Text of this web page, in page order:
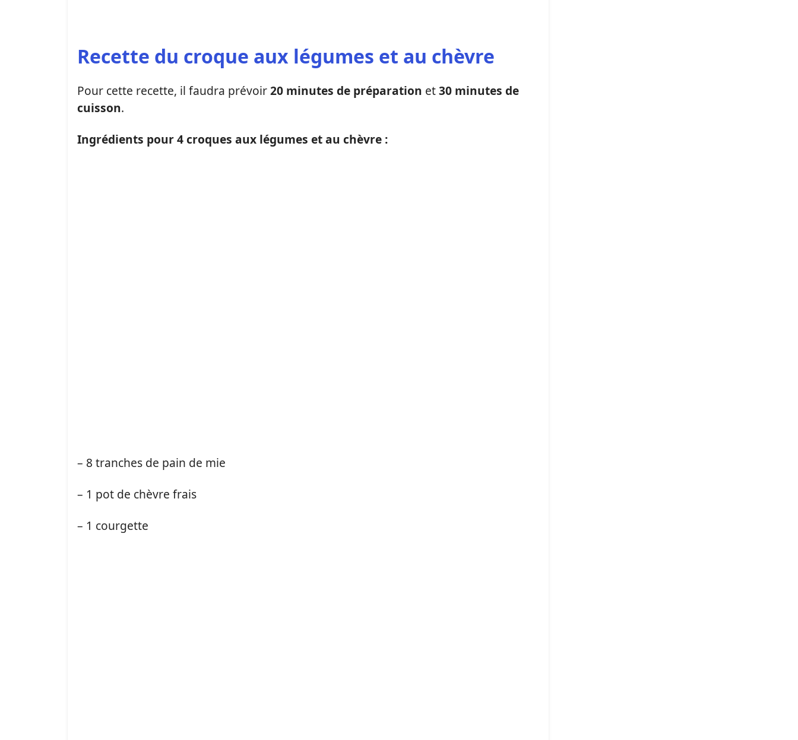
Recette du croque aux légumes et au chèvre
Pour cette recette, il faudra prévoir20 minutes de préparation et30 minutes de
cuisson.
Ingrédients pour 4 croques aux légumes et au chèvre :
– 8 tranches de pain de mie
– 1 pot de chèvre frais
– 1 courgette